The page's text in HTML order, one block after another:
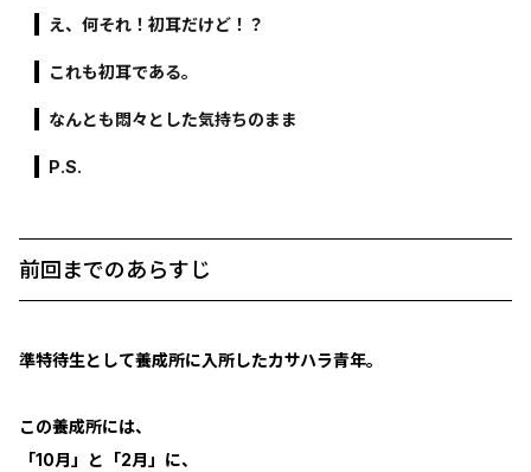
え、何それ！初耳だけど！？
これも初耳である。
なんとも悶々とした気持ちのまま
P.S.
前回までのあらすじ
準特待生として養成所に入所したカサハラ青年。
この養成所には、
「10月」と「2月」に、